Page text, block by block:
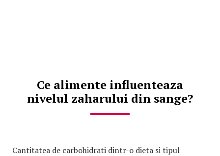
Ce alimente influenteaza
nivelul zaharului din sange?
Cantitatea de carbohidrati dintr-o dieta si tipul